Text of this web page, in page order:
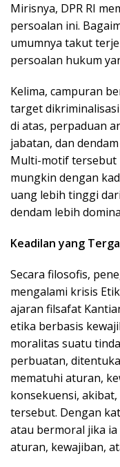
Mirisnya, DPR RI
persoalan ini.
umumnya takut
persoalan hukum
Kelima, campuran
target
di atas, perpaduan
jabatan, dan
Multi-motif tersebut
mungkin dengan
uang lebih tinggi
dendam lebih
Keadilan yang
Secara filosofis,
mengalami krisis
ajaran filsafat
etika berbasis
moralitas suatu
perbuatan,
mematuhi aturan,
konsekuensi,
tersebut. Dengan
atau bermoral jika
aturan, kewajiban,